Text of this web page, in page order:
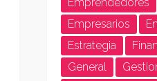
Empresarios
Estrategia
General